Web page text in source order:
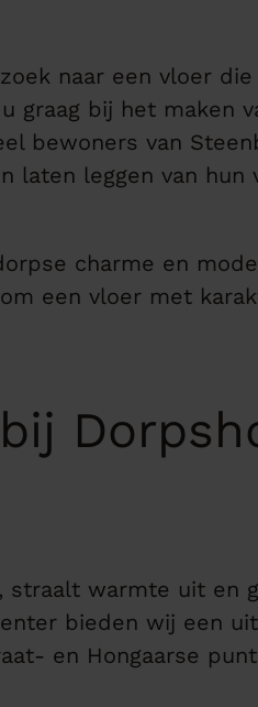
naar een vloer
graag bij het maken
bewoners van
laten leggen van hun
charme en
een vloer met
straalt warmte uit en
bieden wij een
en Hongaarse